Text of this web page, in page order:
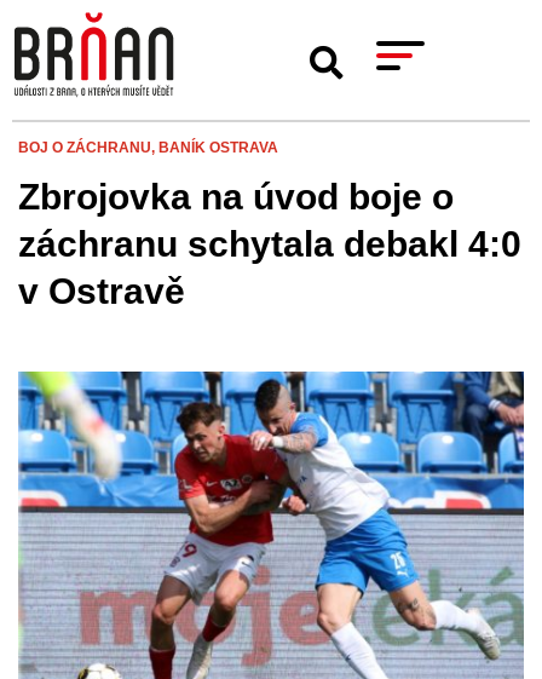
BOJ O ZÁCHRANU, BANÍK OSTRAVA
Zbrojovka na úvod boje o
záchranu schytala debakl 4:0
v Ostravě